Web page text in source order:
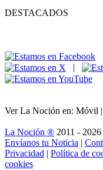
DESTACADOS
|
Ver La Noción en: Móvil |
La Noción ® 2011 - 2026
Envíanos tu Noticia |
Privacidad | Política de
cookies